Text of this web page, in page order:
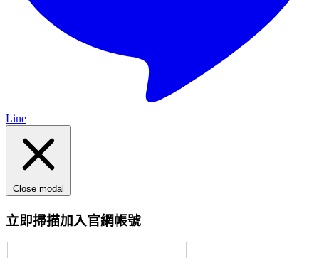
Line
Close modal
立即掃描加入官網帳號